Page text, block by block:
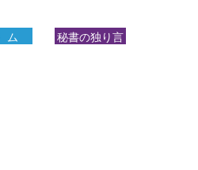
ム 秘書の独り言